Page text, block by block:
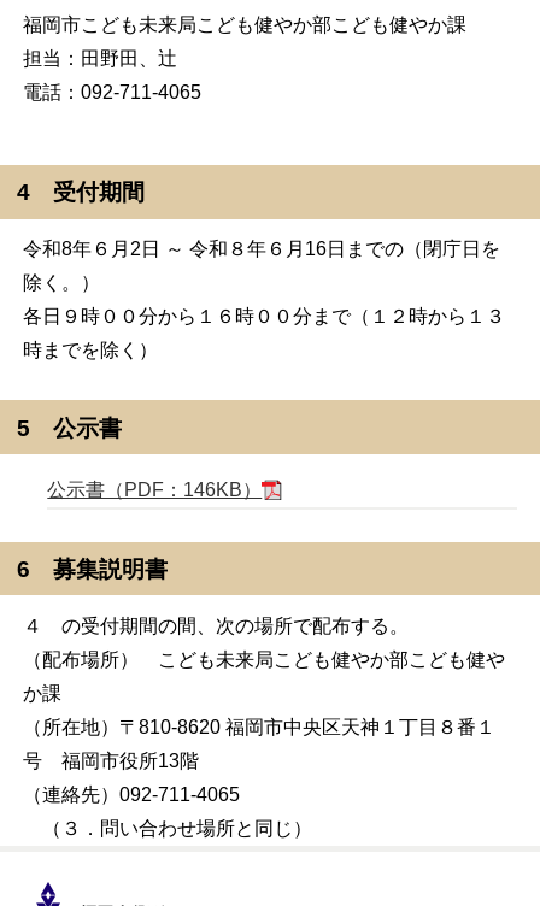
福岡市こども未来局こども健やか部こども健やか課
担当：田野田、辻
電話：092-711-4065
4 受付期間
令和8年６月2日 ～ 令和８年６月16日までの（閉庁日を
除く。）
各日９時００分から１６時００分まで（１２時から１３
時までを除く）
5 公示書
公示書（PDF：146KB）
6 募集説明書
４ の受付期間の間、次の場所で配布する。
（配布場所） こども未来局こども健やか部こども健や
か課
（所在地）〒810-8620 福岡市中央区天神１丁目８番１
号 福岡市役所13階
（連絡先）092-711-4065
（３．問い合わせ場所と同じ）